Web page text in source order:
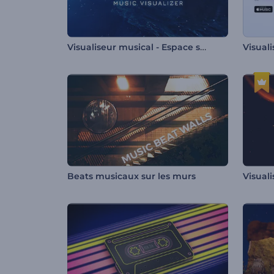
Visualiseur musical - Espace sans fin
Beats musicaux sur les murs